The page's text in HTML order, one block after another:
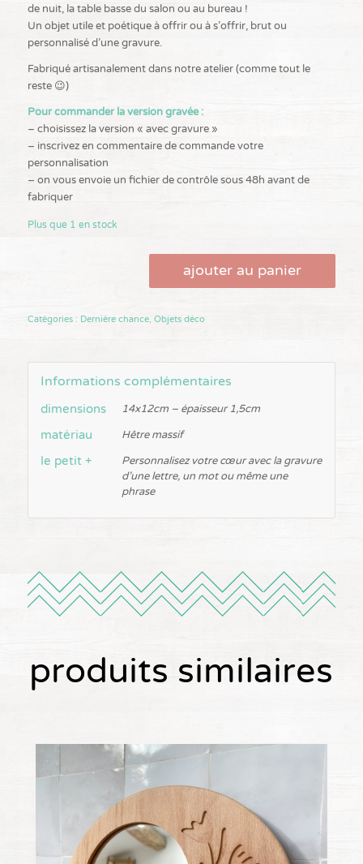
de nuit, la table basse du salon ou au bureau !
Un objet utile et poétique à offrir ou à s’offrir, brut ou
personnalisé d’une gravure.
Fabriqué artisanalement dans notre atelier (comme tout le
reste 😉)
Pour commander la version gravée :
– choisissez la version « avec gravure »
– inscrivez en commentaire de commande votre
personnalisation
– on vous envoie un fichier de contrôle sous 48h avant de
fabriquer
Plus que 1 en stock
ajouter au panier
Catégories : Dernière chance, Objets déco
Informations complémentaires
dimensions 14x12cm – épaisseur 1,5cm
matériau Hêtre massif
le petit +
Personnalisez votre cœur avec la gravure
d'une lettre, un mot ou même une
phrase
produits similaires